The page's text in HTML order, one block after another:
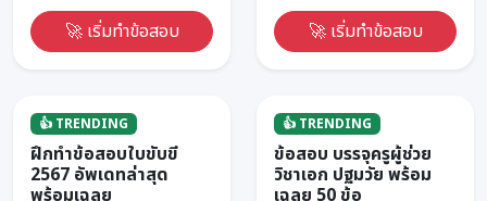
🚀 เริ่มทำข้อสอบ 🚀 เริ่มทำข้อสอบ
👍 TRENDING
ใบขับขี่
ฝึกทำข้อสอบใบขับขี่
2567 อัพเดทล่าสุด
พร้อมเฉลย
👍 TRENDING
ครูผู้ช่วย
ข้อสอบ บรรจุครูผู้ช่วย
วิชาเอก ปฐมวัย พร้อม
เฉลย 50 ข้อ